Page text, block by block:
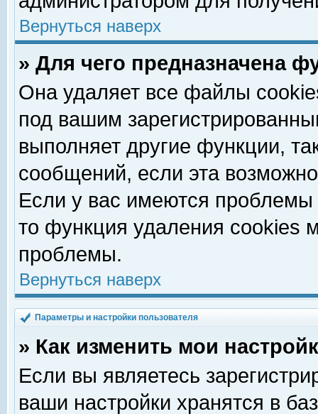
Вернуться наверх
» Для чего предназначена
Она удаляет все файлы
под вашим
выполняет другие функции,
сообщений, если эта
Если у вас имеются
то функция удаления cookies
проблемы.
Вернуться наверх
Параметры и настройки пользователя
» Как изменить мои
Если вы являетесь
ваши настройки хранятся в